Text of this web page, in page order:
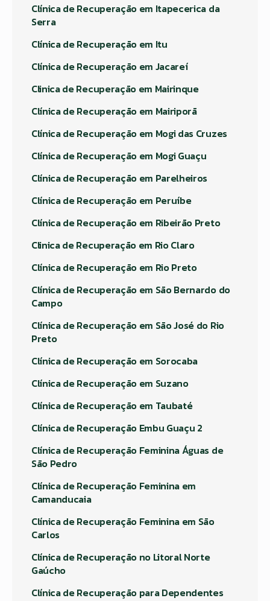
Clínica de Recuperação em Itapecerica da
Serra
Clínica de Recuperação em Itu
Clínica de Recuperação em Jacareí
Clinica de Recuperação em Mairinque
Clínica de Recuperação em Mairiporã
Clínica de Recuperação em Mogi das Cruzes
Clínica de Recuperação em Mogi Guaçu
Clínica de Recuperação em Parelheiros
Clínica de Recuperação em Peruíbe
Clínica de Recuperação em Ribeirão Preto
Clinica de Recuperação em Rio Claro
Clínica de Recuperação em Rio Preto
Clínica de Recuperação em São Bernardo do
Campo
Clínica de Recuperação em São José do Rio
Preto
Clínica de Recuperação em Sorocaba
Clínica de Recuperação em Suzano
Clínica de Recuperação em Taubaté
Clínica de Recuperação Embu Guaçu 2
Clínica de Recuperação Feminina Águas de
São Pedro
Clínica de Recuperação Feminina em
Camanducaia
Clínica de Recuperação Feminina em São
Carlos
Clínica de Recuperação no Litoral Norte
Gaúcho
Clínica de Recuperação para Dependentes